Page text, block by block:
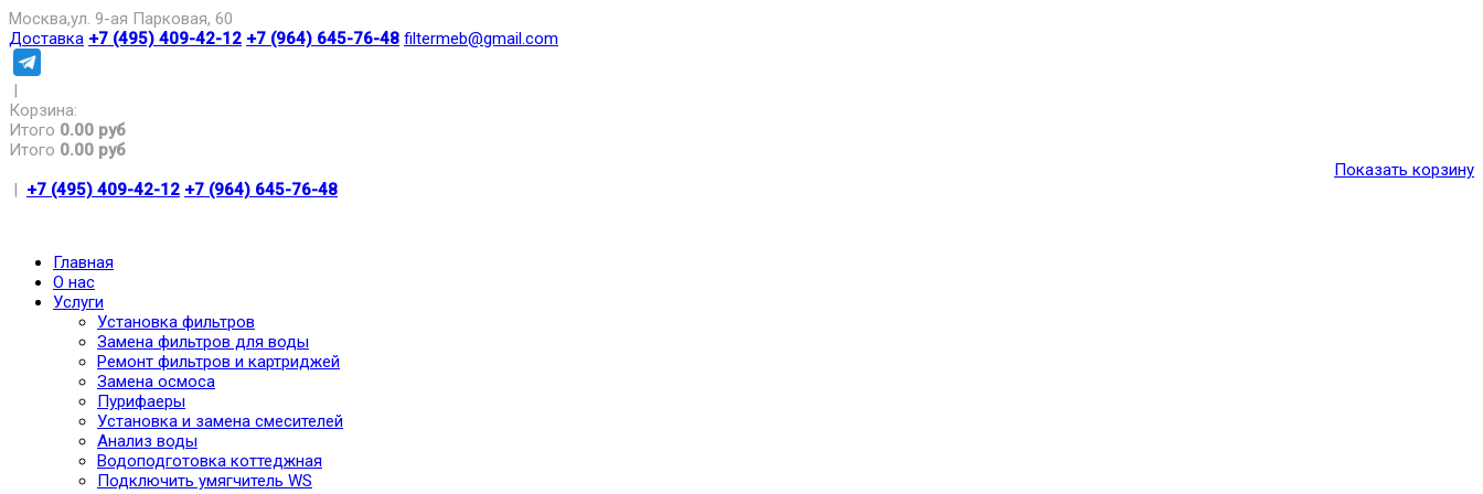
Москва,ул. 9-ая Парковая, 60
Доставка +7 (495) 409-42-12 +7 (964) 645-76-48 filtermeb@gmail.com
|
Корзина:
Итого 0.00 руб
Итого 0.00 руб
Показать корзину
| +7 (495) 409-42-12 +7 (964) 645-76-48
Главная
О нас
Услуги
Установка фильтров
Замена фильтров для воды
Ремонт фильтров и картриджей
Замена осмоса
Пурифаеры
Установка и замена смесителей
Анализ воды
Водоподготовка коттеджная
Подключить умягчитель WS